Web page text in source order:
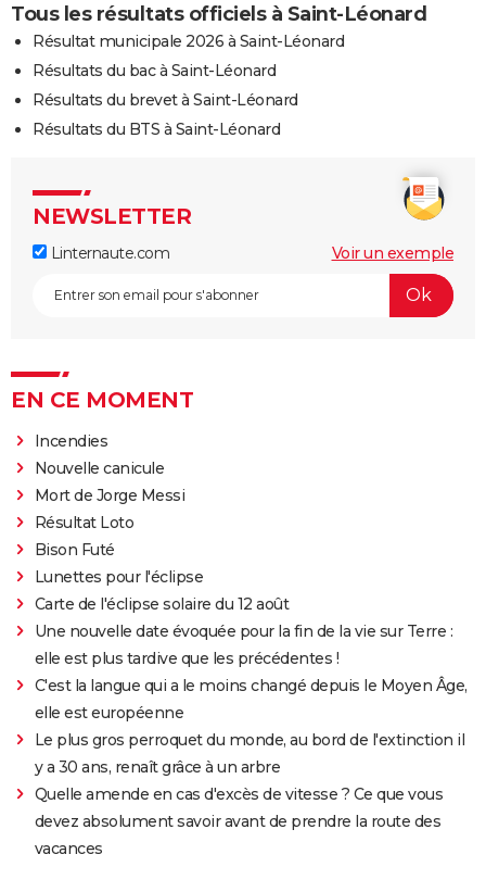
Tous les résultats officiels à Saint-Léonard
Résultat municipale 2026 à Saint-Léonard
Résultats du bac à Saint-Léonard
Résultats du brevet à Saint-Léonard
Résultats du BTS à Saint-Léonard
NEWSLETTER
Linternaute.com Voir un exemple
EN CE MOMENT
Incendies
Nouvelle canicule
Mort de Jorge Messi
Résultat Loto
Bison Futé
Lunettes pour l'éclipse
Carte de l'éclipse solaire du 12 août
Une nouvelle date évoquée pour la fin de la vie sur Terre :
elle est plus tardive que les précédentes !
C'est la langue qui a le moins changé depuis le Moyen Âge,
elle est européenne
Le plus gros perroquet du monde, au bord de l'extinction il
y a 30 ans, renaît grâce à un arbre
Quelle amende en cas d'excès de vitesse ? Ce que vous
devez absolument savoir avant de prendre la route des
vacances